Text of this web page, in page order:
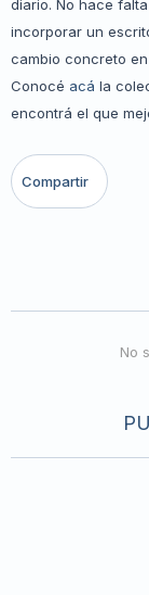
diario. No hace
incorporar un
cambio concreto
Conocé acá la
encontrá el que
No